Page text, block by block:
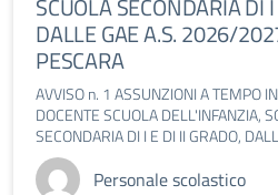
SCUOLA SECONDARIA DI
DALLE GAE A.S. 2026/
PESCARA
AVVISO n. 1 ASSUNZIONI A TEMPO
DOCENTE SCUOLA DELL'INFANZIA,
SECONDARIA DI I E DI II GRADO,
Personale scolastico